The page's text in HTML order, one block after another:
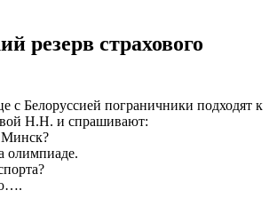
резерв страхового
с Белоруссией пограничники подходят к
Н.Н. и спрашивают:
олимпиаде.